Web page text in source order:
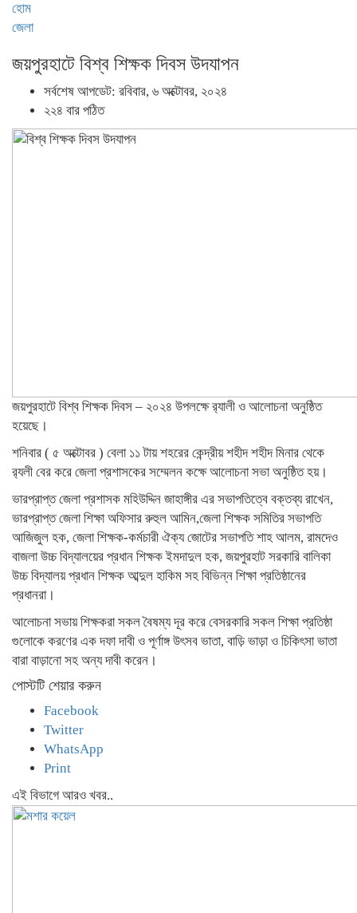
হোম
জেলা
জয়পুরহাটে বিশ্ব শিক্ষক দিবস উদযাপন
সর্বশেষ আপডেট: রবিবার, ৬ অক্টোবর, ২০২৪
২২৪ বার পঠিত
জয়পুরহাটে বিশ্ব শিক্ষক দিবস – ২০২৪ উপলক্ষে র‍্যালী ও আলোচনা অনুষ্ঠিত
হয়েছে।
শনিবার ( ৫ অক্টোবর ) বেলা ১১ টায় শহরের কেন্দ্রীয় শহীদ শহীদ মিনার থেকে
র‍্যলী বের করে জেলা প্রশাসকের সম্মেলন কক্ষে আলোচনা সভা অনুষ্ঠিত হয়।
ভারপ্রাপ্ত জেলা প্রশাসক মহিউদ্দিন জাহাঙ্গীর এর সভাপতিত্বে বক্তব্য রাখেন,
ভারপ্রাপ্ত জেলা শিক্ষা অফিসার রুহুল আমিন,জেলা শিক্ষক সমিতির সভাপতি
আজিজুল হক, জেলা শিক্ষক-কর্মচারী ঐক্য জোটের সভাপতি শাহ আলম, রামদেও
বাজলা উচ্চ বিদ্যালয়ের প্রধান শিক্ষক ইমদাদুল হক, জয়পুরহাট সরকারি বালিকা
উচ্চ বিদ্যালয় প্রধান শিক্ষক আব্দুল হাকিম সহ বিভিন্ন শিক্ষা প্রতিষ্ঠানের
প্রধানরা।
আলোচনা সভায় শিক্ষকরা সকল বৈষম্য দূর করে বেসরকারি সকল শিক্ষা প্রতিষ্ঠা
গুলোকে করণের এক দফা দাবী ও পূর্ণাঙ্গ উৎসব ভাতা, বাড়ি ভাড়া ও চিকিৎসা ভাতা
বারা বাড়ানো সহ অন্য দাবী করেন।
পোস্টটি শেয়ার করুন
Facebook
Twitter
WhatsApp
Print
এই বিভাগে আরও খবর..